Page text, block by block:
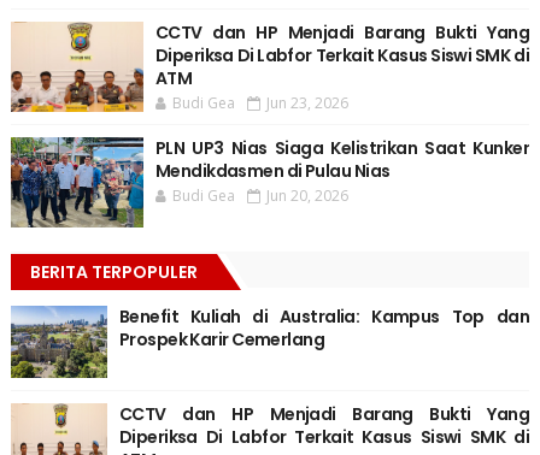
CCTV dan HP Menjadi Barang Bukti Yang
Diperiksa Di Labfor Terkait Kasus Siswi SMK di
ATM
Budi Gea Jun 23, 2026
PLN UP3 Nias Siaga Kelistrikan Saat Kunker
Mendikdasmen di Pulau Nias
Budi Gea Jun 20, 2026
BERITA TERPOPULER
Benefit Kuliah di Australia: Kampus Top dan
Prospek Karir Cemerlang
CCTV dan HP Menjadi Barang Bukti Yang
Diperiksa Di Labfor Terkait Kasus Siswi SMK di